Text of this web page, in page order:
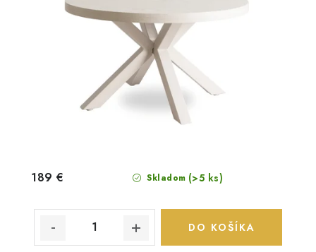
Skladom (>5 ks)
189 €
DO KOŠÍKA